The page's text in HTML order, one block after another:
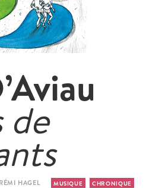
de
HAGEL MUSIQUE CHRONIQUE